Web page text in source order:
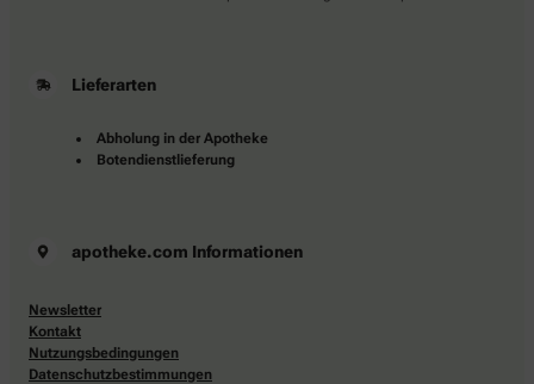
Lieferarten
Abholung in der Apotheke
Botendienstlieferung
apotheke.com Informationen
Newsletter
Kontakt
Nutzungsbedingungen
Datenschutzbestimmungen